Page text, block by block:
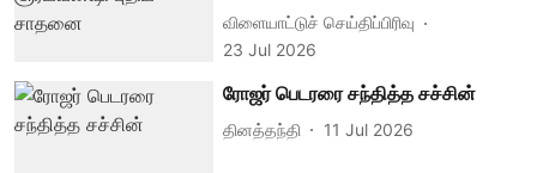
விளையாட்டுச் செய்திப்பிரிவு
23 Jul 2026
ரோஜர் பெடரரை சந்தித்த சச்சின்
தினத்தந்தி 11 Jul 2026